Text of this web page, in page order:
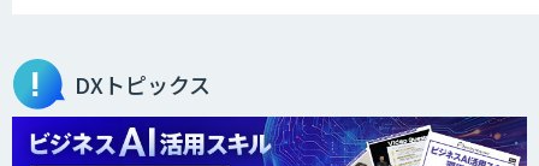
オーダーメイドAI人材育成研修
DXトピックス